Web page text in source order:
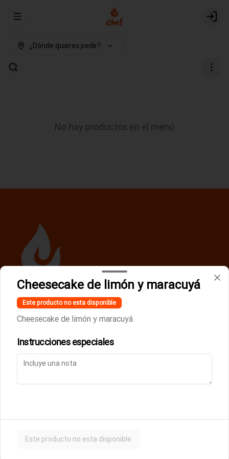
Abrir menu de navegación Login
¿Dónde quieres pedir?
No hay productos en el menú
Términos y condiciones
Mi cuenta
Iniciar sesión
Cheesecake de limón y maracuyá
Este producto no esta disponible
Cheesecake de limón y maracuyá
Instrucciones especiales
Este producto no esta disponible